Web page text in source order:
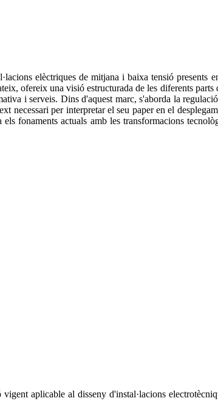
elèctriques de mitjana i baixa tensió presents
ofereix una visió estructurada de les diferents
i serveis. Dins d'aquest marc, s'aborda la
per interpretar el seu paper en el
fonaments actuals amb les transformacions
aplicable al disseny d'instal·lacions